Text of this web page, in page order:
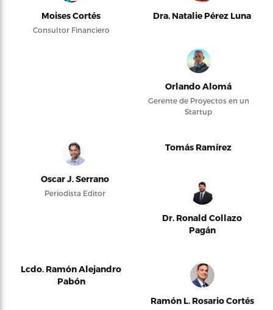
Moises Cortés
Consultor Financiero
Dra. Natalie Pérez Luna
Orlando Alomá
Gerente de Proyectos en un
Startup
Oscar J. Serrano
Periodista Editor
Tomás Ramírez
Dr. Ronald Collazo
Pagán
Lcdo. Ramón Alejandro
Pabón
Ramón L. Rosario Cortés